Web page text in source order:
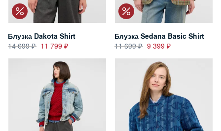
Блузка Dakota Shirt
14 699
11 799
Блузка Sedana Basic Shirt
11 699
9 399